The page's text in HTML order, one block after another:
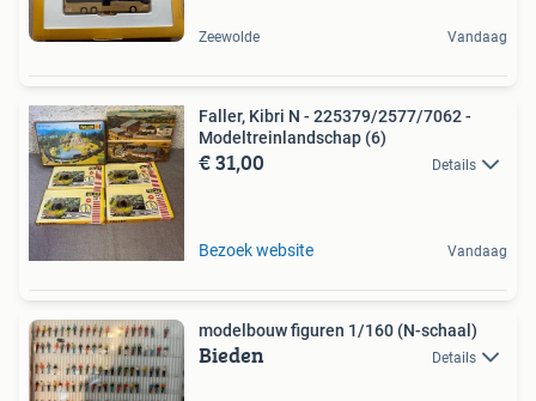
Zeewolde Vandaag
Faller, Kibri N - 225379/2577/7062 -
Modeltreinlandschap (6)
€ 31,00 Details
Bezoek website Vandaag
modelbouw figuren 1/160 (N-schaal)
Bieden Details